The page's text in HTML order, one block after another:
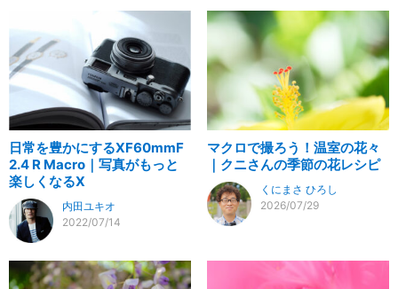
日常を豊かにするXF60mmF
2.4 R Macro｜写真がもっと
楽しくなるX
内田ユキオ
2022/07/14
マクロで撮ろう！温室の花々
｜クニさんの季節の花レシピ
くにまさ ひろし
2026/07/29